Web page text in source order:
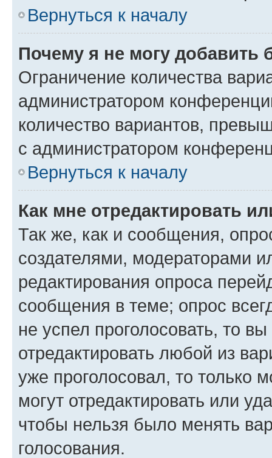
Вернуться к началу
Почему я не могу добавить
Ограничение количества
администратором
количество вариантов,
с администратором
Вернуться к началу
Как мне отредактировать
Так же, как и сообщения,
создателями, модераторами
редактирования опроса
сообщения в теме; опрос
не успел проголосовать, то
отредактировать любой из
уже проголосовал, то только
могут отредактировать или
чтобы нельзя было менять
голосования.